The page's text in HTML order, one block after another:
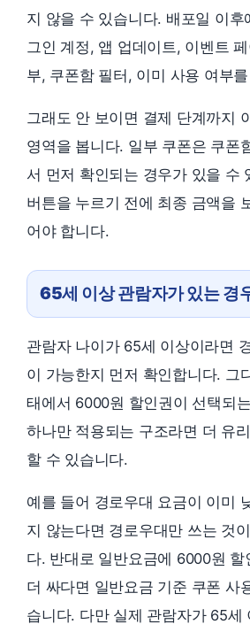
지 않을 수 있습니다. 배포일 이후
그인 계정, 앱 업데이트, 이벤트
부, 쿠폰함 필터, 이미 사용 여부
그래도 안 보이면 결제 단계까지
영역을 봅니다. 일부 쿠폰은 쿠폰
서 먼저 확인되는 경우가 있을 수
버튼을 누르기 전에 최종 금액을
어야 합니다.
65세 이상 관람자가 있는 경
관람자 나이가 65세 이상이라면
이 가능한지 먼저 확인합니다. 그
태에서 6000원 할인권이 선택되
하나만 적용되는 구조라면 더 유
할 수 있습니다.
예를 들어 경로우대 요금이 이미
지 않는다면 경로우대만 쓰는 것
다. 반대로 일반요금에 6000원 할
더 싸다면 일반요금 기준 쿠폰 사
습니다. 다만 실제 관람자가 65세